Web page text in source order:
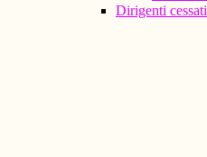
Dirigenti cessati